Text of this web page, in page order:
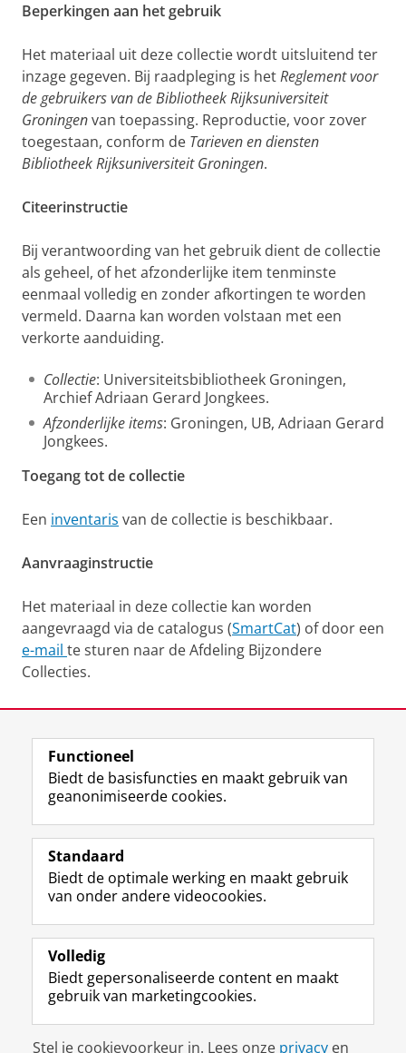
Beperkingen aan het gebruik
Het materiaal uit deze collectie wordt uitsluitend ter
inzage gegeven. Bij raadpleging is hetReglement voor
de gebruikers van de Bibliotheek Rijksuniversiteit
Groningenvan toepassing. Reproductie, voor zover
toegestaan, conform de Tarieven en diensten
Bibliotheek Rijksuniversiteit Groningen.
Citeerinstructie
Bij verantwoording van het gebruik dient de collectie
als geheel, of het afzonderlijke item tenminste
eenmaal volledig en zonder afkortingen te worden
vermeld. Daarna kan worden volstaan met een
verkorte aanduiding.
Collectie: Universiteitsbibliotheek Groningen,
Archief Adriaan Gerard Jongkees.
Afzonderlijke items: Groningen, UB, Adriaan Gerard
Jongkees.
Toegang tot de collectie
Een inventaris van de collectie is beschikbaar.
Aanvraaginstructie
Het materiaal in deze collectie kan worden
aangevraagd via de catalogus (SmartCat) of door een
e-mail te sturen naar de Afdeling Bijzondere
Collecties.
View this page in:English
Volg ons op
M
a
t
o
o
p
r
f
i
I
n
t
r
m
c
c
De UB voor medewerkers
Praktisch
Over de UB
Disclaimer & Copyright
Functioneel
Biedt de basisfuncties en maakt gebruik van
geanonimiseerde cookies.
Standaard
Biedt de optimale werking en maakt gebruik
van onder andere videocookies.
Volledig
Biedt gepersonaliseerde content en maakt
gebruik van marketingcookies.
Stel je cookievoorkeur in. Lees onze privacy en